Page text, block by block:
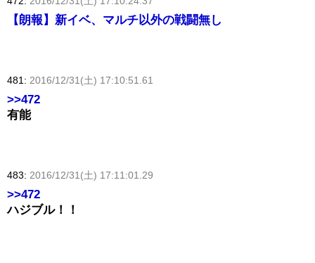
【朗報】新イベ、マルチ以外の戦闘無し
481: 2016/12/31(土) 17:10:51.61
>>472
有能
483: 2016/12/31(土) 17:11:01.29
>>472
ハジブル！！